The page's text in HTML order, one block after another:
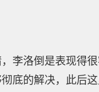
李洛倒是表现得
底的解决，此后